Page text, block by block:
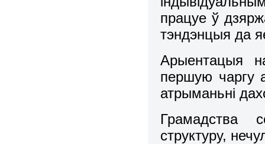
працуе ў
тэндэнцыя да
Арыентацыя
першую чаргу
атрыманьні
Грамадства
структуру,